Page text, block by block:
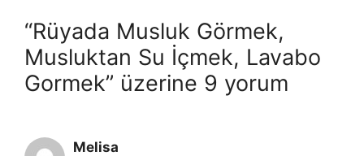
“Rüyada Musluk Görmek,
Musluktan Su İçmek, Lavabo
Gormek” üzerine 9 yorum
Melisa